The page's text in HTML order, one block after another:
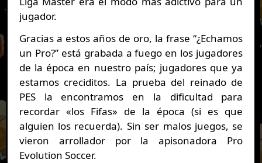
jugador.
Gracias a estos años de oro, la frase “¿Echamos
un Pro?” está grabada a fuego en los jugadores
de la época en nuestro país; jugadores que ya
estamos creciditos. La prueba del reinado de
PES la encontramos en la dificultad para
recordar «los Fifas» de la época (si es que
alguien los recuerda). Sin ser malos juegos, se
vieron arrollador por la apisonadora Pro
Evolution Soccer.